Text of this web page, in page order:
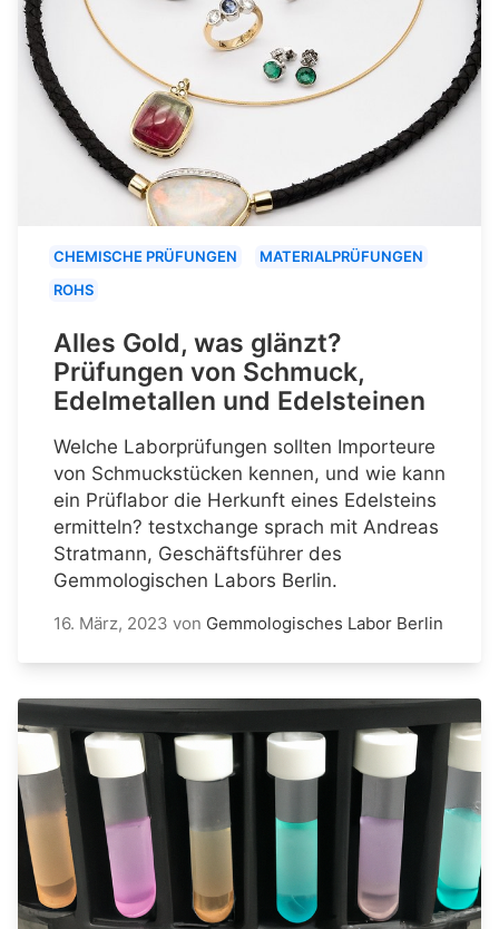
CHEMISCHE PRÜFUNGEN
MATERIALPRÜFUNGEN
ROHS
Alles Gold, was glänzt?
Prüfungen von Schmuck,
Edelmetallen und Edelsteinen
Welche Laborprüfungen sollten Importeure
von Schmuckstücken kennen, und wie kann
ein Prüflabor die Herkunft eines Edelsteins
ermitteln? testxchange sprach mit Andreas
Stratmann, Geschäftsführer des
Gemmologischen Labors Berlin.
16. März, 2023 von Gemmologisches Labor Berlin